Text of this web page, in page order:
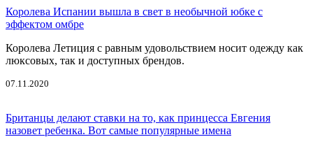
Королева Испании вышла в свет в необычной юбке с
эффектом омбре
Королева Летиция с равным удовольствием носит одежду как
люксовых, так и доступных брендов.
07.11.2020
Британцы делают ставки на то, как принцесса Евгения
назовет ребенка. Вот самые популярные имена